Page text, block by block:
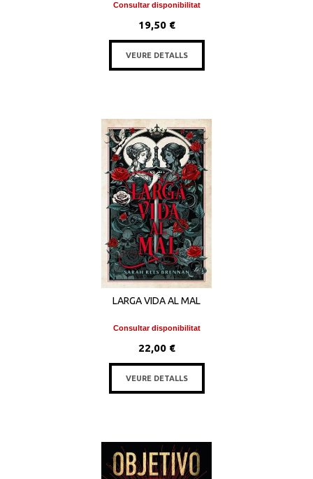
Consultar disponibilitat
19,50 €
VEURE DETALLS
LARGA VIDA AL MAL
Consultar disponibilitat
22,00 €
VEURE DETALLS